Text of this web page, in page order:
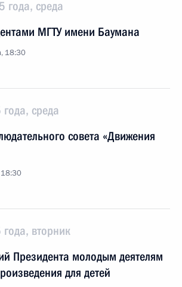
года, среда
МГТУ имени Баумана
18:30
среда
совета «Движения
18:30
вторник
Президента молодым деятелям
для детей